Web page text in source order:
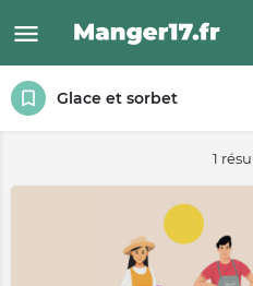
Glace et sorbet
1